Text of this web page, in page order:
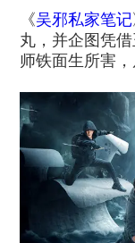
《吴邪私家笔记
丸，并企图凭
师铁面生所害